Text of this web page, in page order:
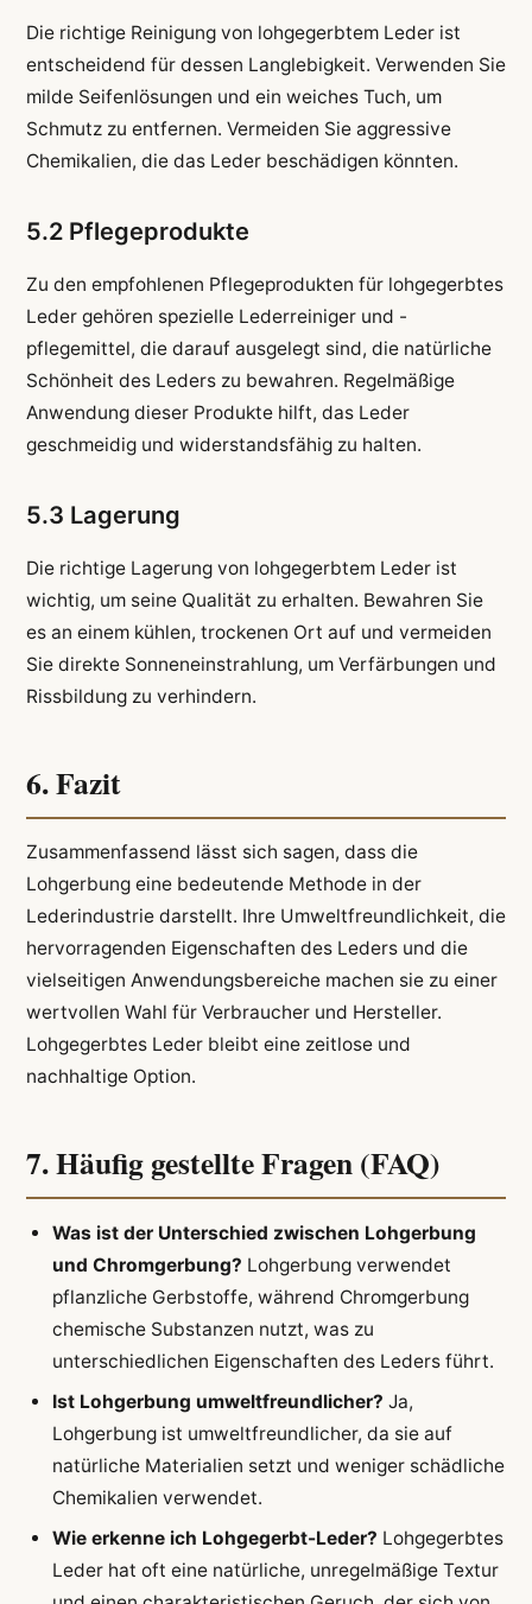
Die richtige Reinigung von lohgegerbtem Leder ist
entscheidend für dessen Langlebigkeit. Verwenden Sie
milde Seifenlösungen und ein weiches Tuch, um
Schmutz zu entfernen. Vermeiden Sie aggressive
Chemikalien, die das Leder beschädigen könnten.
5.2 Pflegeprodukte
Zu den empfohlenen Pflegeprodukten für lohgegerbtes
Leder gehören spezielle Lederreiniger und -
pflegemittel, die darauf ausgelegt sind, die natürliche
Schönheit des Leders zu bewahren. Regelmäßige
Anwendung dieser Produkte hilft, das Leder
geschmeidig und widerstandsfähig zu halten.
5.3 Lagerung
Die richtige Lagerung von lohgegerbtem Leder ist
wichtig, um seine Qualität zu erhalten. Bewahren Sie
es an einem kühlen, trockenen Ort auf und vermeiden
Sie direkte Sonneneinstrahlung, um Verfärbungen und
Rissbildung zu verhindern.
6. Fazit
Zusammenfassend lässt sich sagen, dass die
Lohgerbung eine bedeutende Methode in der
Lederindustrie darstellt. Ihre Umweltfreundlichkeit, die
hervorragenden Eigenschaften des Leders und die
vielseitigen Anwendungsbereiche machen sie zu einer
wertvollen Wahl für Verbraucher und Hersteller.
Lohgegerbtes Leder bleibt eine zeitlose und
nachhaltige Option.
7. Häufig gestellte Fragen (FAQ)
Was ist der Unterschied zwischen Lohgerbung
und Chromgerbung? Lohgerbung verwendet
pflanzliche Gerbstoffe, während Chromgerbung
chemische Substanzen nutzt, was zu
unterschiedlichen Eigenschaften des Leders führt.
Ist Lohgerbung umweltfreundlicher? Ja,
Lohgerbung ist umweltfreundlicher, da sie auf
natürliche Materialien setzt und weniger schädliche
Chemikalien verwendet.
Wie erkenne ich Lohgegerbt-Leder? Lohgegerbtes
Leder hat oft eine natürliche, unregelmäßige Textur